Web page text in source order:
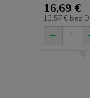
16,69 €
13,57 € bez